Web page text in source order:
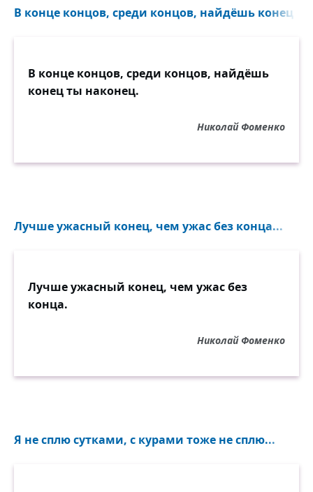
В конце концов, среди концов, найдёшь конец
В конце концов, среди концов, найдёшь
конец ты наконец.
Николай Фоменко
Лучше ужасный конец, чем ужас без конца...
Лучше ужасный конец, чем ужас без
конца.
Николай Фоменко
Я не сплю сутками, с курами тоже не сплю...